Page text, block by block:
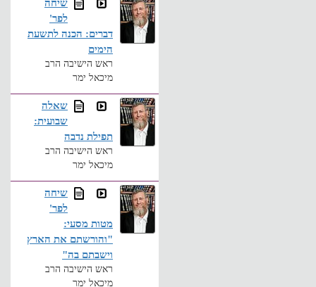
שיחה
לפר'
דברים: הכנה לתשעת
הימים
ראש הישיבה הרב
מיכאל ימר
שאלה
שבועית:
תפילת נדבה
ראש הישיבה הרב
מיכאל ימר
שיחה
לפר'
מטות מסעי:
"והורשתם את הארץ
וישבתם בה"
ראש הישיבה הרב
מיכאל ימר